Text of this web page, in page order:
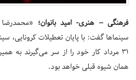
فرهنگی – هنری- امید بانوان؛ «محمدرضا
سینماها گفت: با پایان تعطیلات کرونایی،
۳۱ مرداد کار خود را از سر می‌گیرند به
همان شیوه قبلی خواهد بود.